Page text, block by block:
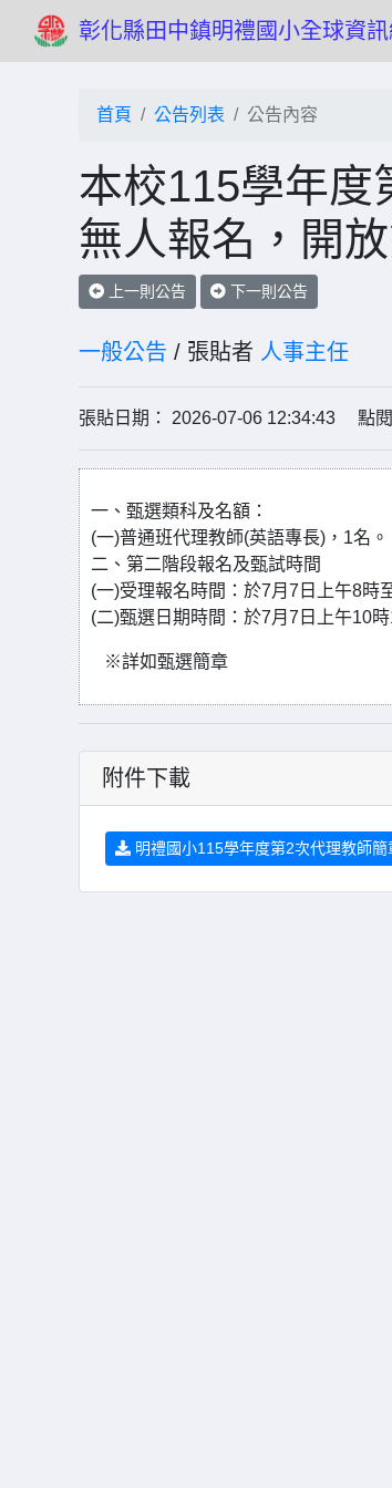
彰化縣田中鎮明禮國小全球資訊
首頁 公告列表 公告內容
本校115學年度
無人報名，開
上一則公告 下一則公告
一般公告 / 張貼者 人事主任
張貼日期： 2026-07-06 12:34:43 點閱
一、甄選類科及名額：
(一)普通班代理教師(英語專長)，1名。
二、第二階段報名及甄試時間
(一)受理報名時間：於7月7日上午8時
(二)甄選日期時間：於7月7日上午10時
※詳如甄選簡章
附件下載
明禮國小115學年度第2次代理教師